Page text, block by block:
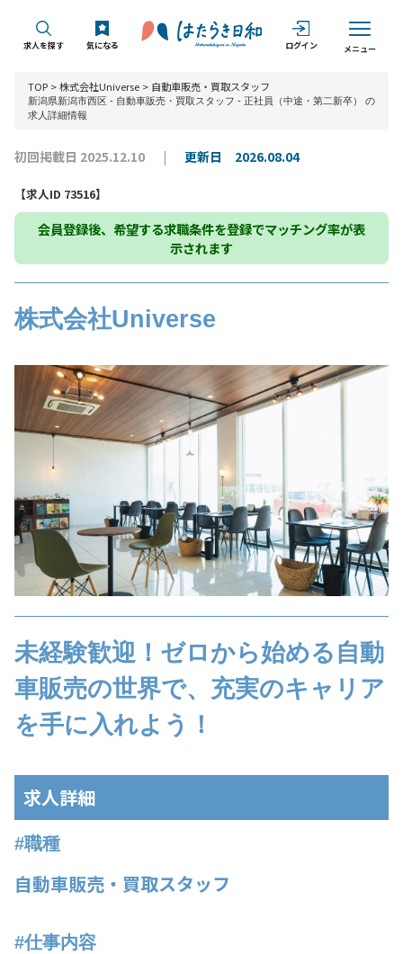
求人を探す 気になる ログイン メニュー
TOP >株式会社Universe > 自動車販売・買取スタッフ
新潟県新潟市西区 - 自動車販売・買取スタッフ - 正社員（中途・第二新卒） の
求人詳細情報
初回掲載日 2025.12.10 更新日 2026.08.04
【求人ID 73516】
会員登録後、希望する求職条件を登録でマッチング率が表
示されます
株式会社Universe
未経験歓迎！ゼロから始める自動
車販売の世界で、充実のキャリア
を手に入れよう！
求人詳細
#職種
自動車販売・買取スタッフ
#仕事内容